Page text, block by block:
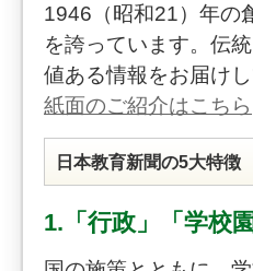
1946（昭和21）年の
を誇っています。伝
値ある情報をお届けし
紙面のご紹介はこちら
日本教育新聞の5大特徴
1.「行政」「学校